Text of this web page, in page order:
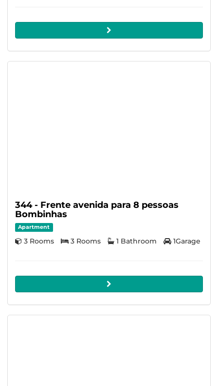
344 - Frente avenida para 8 pessoas
Bombinhas
Apartment
3 Rooms 3 Rooms 1 Bathroom 1Garage